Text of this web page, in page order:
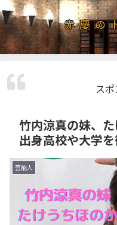
赤慶の
ス
竹内涼真の妹、
出身高校や大学を
芸能人